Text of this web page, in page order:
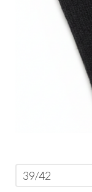
39/42